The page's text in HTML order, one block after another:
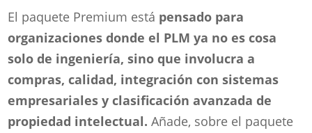
El paquete Premium está pensado para
organizaciones donde el PLM ya no es cosa
solo de ingeniería, sino que involucra a
compras, calidad, integración con sistemas
empresariales y clasificación avanzada de
propiedad intelectual. Añade, sobre el paquete